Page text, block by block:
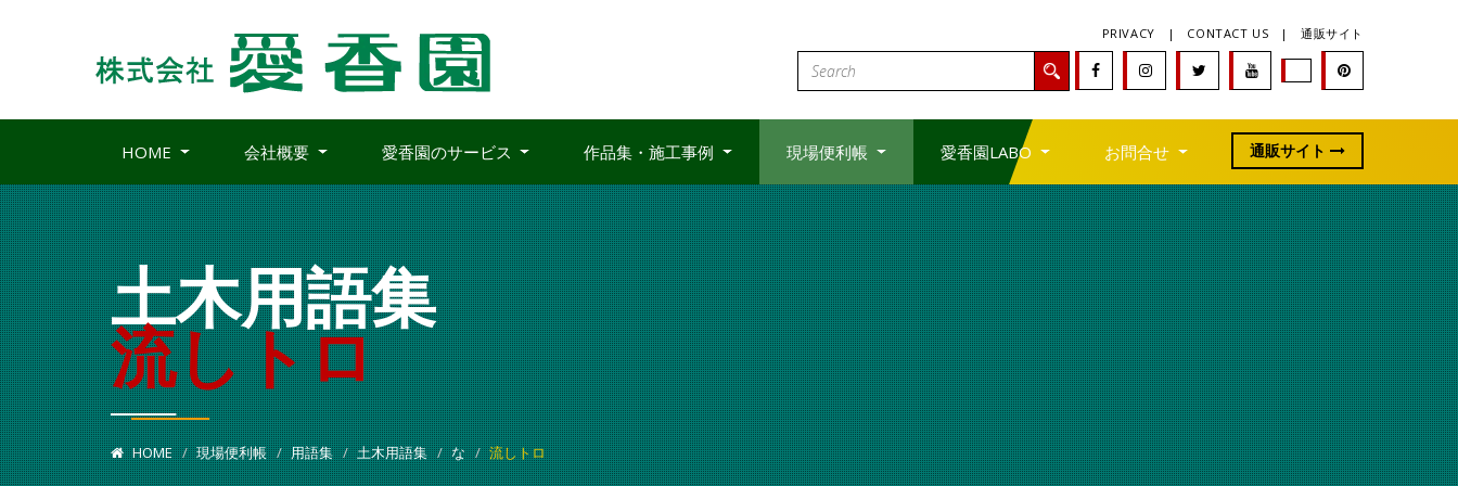
PRIVACY | CONTACT US | 通販サイト
HOME 会社概要 愛香園のサービス 作品集・施工事例 現場便利帳 愛香園LABO お問合せ 通販サイト
土木用語集
流しトロ
HOME 現場便利帳 用語集 土木用語集 な 流しトロ